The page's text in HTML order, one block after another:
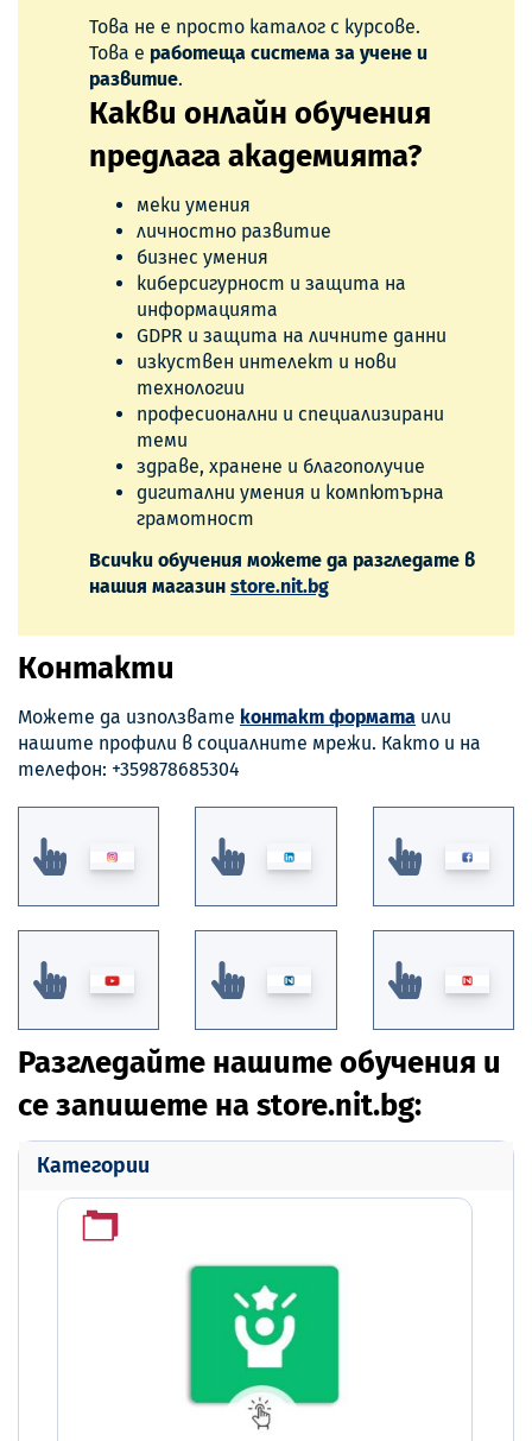
Това не е просто каталог с курсове.
Това е работеща система за учене и
развитие.
Какви онлайн обучения
предлага академията?
меки умения
личностно развитие
бизнес умения
киберсигурност и защита на
информацията
GDPR и защита на личните данни
изкуствен интелект и нови
технологии
професионални и специализирани
теми
здраве, хранене и благополучие
дигитални умения и компютърна
грамотност
Всички обучения можете да разгледате в
нашия магазин store.nit.bg
Контакти
Можете да използвате контакт формата или
нашите профили в социалните мрежи. Както и на
телефон: +359878685304
Разгледайте нашите обучения и
се запишете на store.nit.bg:
Категории